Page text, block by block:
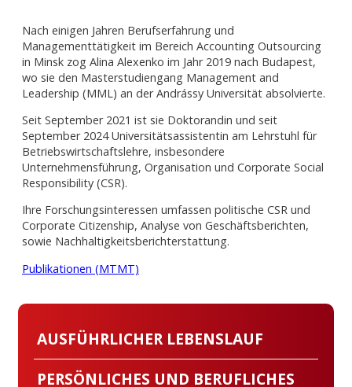
Nach einigen Jahren Berufserfahrung und
Managementtätigkeit im Bereich Accounting Outsourcing
in Minsk zog Alina Alexenko im Jahr 2019 nach Budapest,
wo sie den Masterstudiengang Management and
Leadership (MML) an der Andrássy Universität absolvierte.
Seit September 2021 ist sie Doktorandin und seit
September 2024 Universitätsassistentin am Lehrstuhl für
Betriebswirtschaftslehre, insbesondere
Unternehmensführung, Organisation und Corporate Social
Responsibility (CSR).
Ihre Forschungsinteressen umfassen politische CSR und
Corporate Citizenship, Analyse von Geschäftsberichten,
sowie Nachhaltigkeitsberichterstattung.
Publikationen (MTMT)
AUSFÜHRLICHER LEBENSLAUF
PERSÖNLICHES UND BERUFLICHES